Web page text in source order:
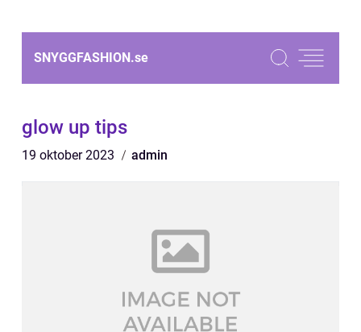
SNYGGFASHION.se
glow up tips
19 oktober 2023 admin